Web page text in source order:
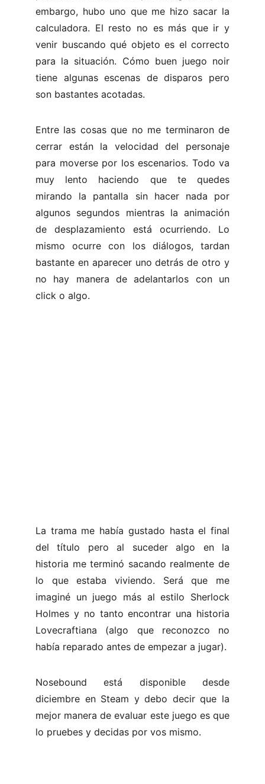
embargo, hubo uno que me hizo sacar la
calculadora. El resto no es más que ir y
venir buscando qué objeto es el correcto
para la situación. Cómo buen juego noir
tiene algunas escenas de disparos pero
son bastantes acotadas.
Entre las cosas que no me terminaron de
cerrar están la velocidad del personaje
para moverse por los escenarios. Todo va
muy lento haciendo que te quedes
mirando la pantalla sin hacer nada por
algunos segundos mientras la animación
de desplazamiento está ocurriendo. Lo
mismo ocurre con los diálogos, tardan
bastante en aparecer uno detrás de otro y
no hay manera de adelantarlos con un
click o algo.
La trama me había gustado hasta el final
del título pero al suceder algo en la
historia me terminó sacando realmente de
lo que estaba viviendo. Será que me
imaginé un juego más al estilo Sherlock
Holmes y no tanto encontrar una historia
Lovecraftiana (algo que reconozco no
había reparado antes de empezar a jugar).
Nosebound está disponible desde
diciembre en Steam y debo decir que la
mejor manera de evaluar este juego es que
lo pruebes y decidas por vos mismo.